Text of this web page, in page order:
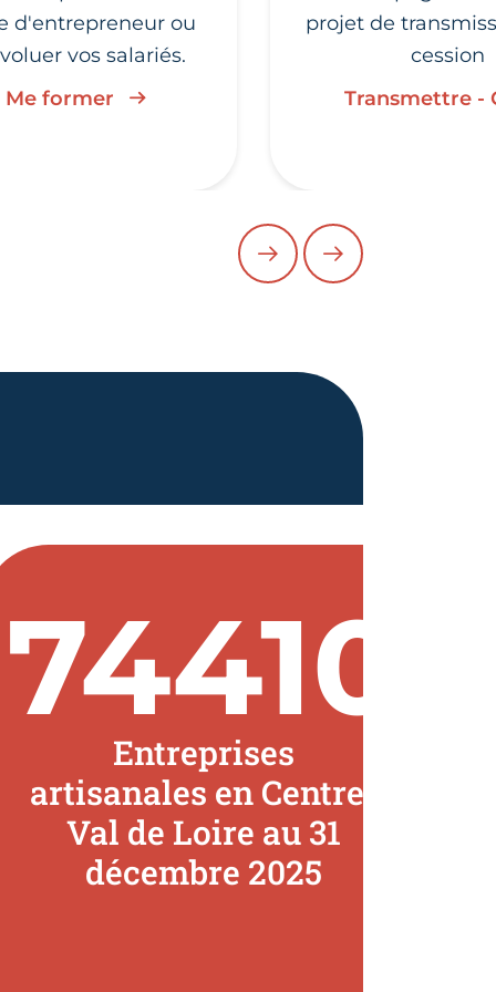
d'entrepreneur ou
vos salariés.
Me former
projet de
cession
Transmettre -
PRÉCÉDENTSUIVANT
74410
Entreprises
artisanales en Centre-
Val de Loire au 31
décembre 2025